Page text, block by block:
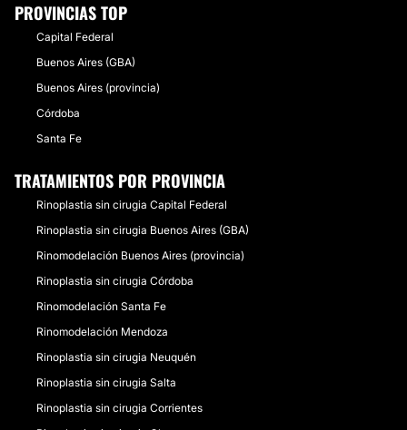
PROVINCIAS TOP
Capital Federal
Buenos Aires (GBA)
Buenos Aires (provincia)
Córdoba
Santa Fe
TRATAMIENTOS POR PROVINCIA
Rinoplastia sin cirugia Capital Federal
Rinoplastia sin cirugia Buenos Aires (GBA)
Rinomodelación Buenos Aires (provincia)
Rinoplastia sin cirugia Córdoba
Rinomodelación Santa Fe
Rinomodelación Mendoza
Rinoplastia sin cirugia Neuquén
Rinoplastia sin cirugia Salta
Rinoplastia sin cirugia Corrientes